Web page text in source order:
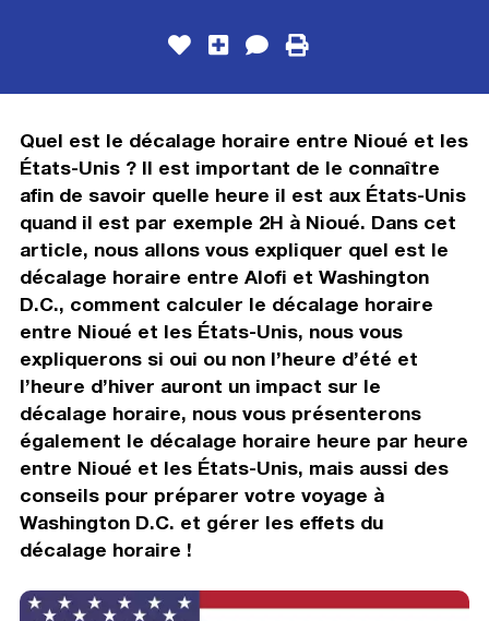
Quel est le décalage horaire entre Nioué et les
États-Unis ? Il est important de le connaître
afin de savoir quelle heure il est aux États-Unis
quand il est par exemple 2H à Nioué. Dans cet
article, nous allons vous expliquer quel est le
décalage horaire entre Alofi et Washington
D.C., comment calculer le décalage horaire
entre Nioué et les États-Unis, nous vous
expliquerons si oui ou non l’heure d’été et
l’heure d’hiver auront un impact sur le
décalage horaire, nous vous présenterons
également le décalage horaire heure par heure
entre Nioué et les États-Unis, mais aussi des
conseils pour préparer votre voyage à
Washington D.C. et gérer les effets du
décalage horaire !